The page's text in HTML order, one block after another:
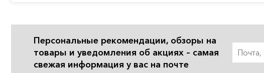
Персональные рекомендации, обзоры на
товары и уведомления об акциях – самая
свежая информация у вас на почте